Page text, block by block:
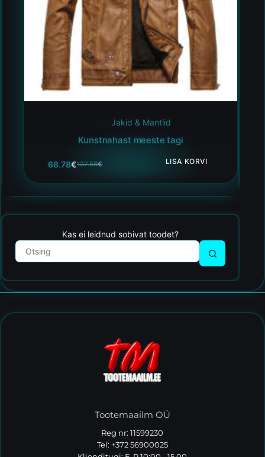
Jakid & Mantlid
Kunstnahast meeste tagi
137.56€
68.78€ LISA KORVI
Kas ei leidnud sobivat toodet?
Tootemaailm OÜ
Reg nr: 11599230
Tel: +372 56900025